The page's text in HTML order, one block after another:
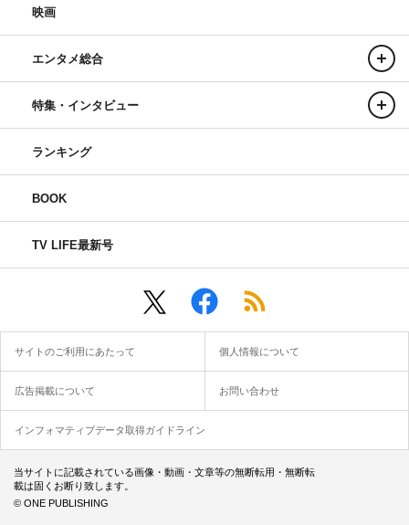
映画
エンタメ総合
特集・インタビュー
ランキング
BOOK
TV LIFE最新号
サイトのご利用にあたって 個人情報について
広告掲載について お問い合わせ
インフォマティブデータ取得ガイドライン
当サイトに記載されている画像・動画・文章等の無断転用・無断転
載は固くお断り致します。
© ONE PUBLISHING